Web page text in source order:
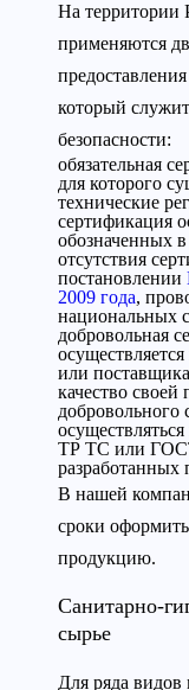
На территории
применяются
который
безопасности:
обязательная
для которого
технические
сертификация
обозначенных
отсутствия
постановлении
2009 года,
национальных
добровольная
или
качество
добровольного
ТР ТС или
разработанных
В нашей
сроки
продукцию.
Санитарно-
сырье
Для ряда видов